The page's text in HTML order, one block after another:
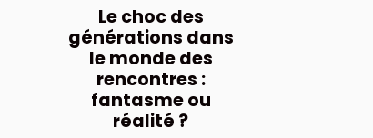
Le choc des
générations dans
le monde des
rencontres :
fantasme ou
réalité ?